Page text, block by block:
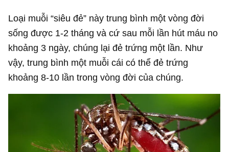
Loại muỗi “siêu đẻ” này trung bình một vòng đời
sống được 1-2 tháng và cứ sau mỗi lần hút máu no
khoảng 3 ngày, chúng lại đẻ trứng một lần. Như
vậy, trung bình một muỗi cái có thể đẻ trứng
khoảng 8-10 lần trong vòng đời của chúng.